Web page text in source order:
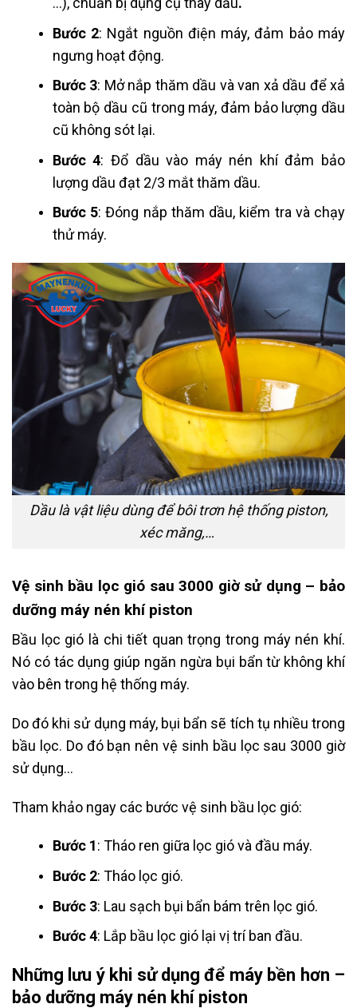
Bước 2: Ngắt nguồn điện máy, đảm bảo máy
ngưng hoạt động.
Bước 3: Mở nắp thăm dầu và van xả dầu để xả
toàn bộ dầu cũ trong máy, đảm bảo lượng dầu
cũ không sót lại.
Bước 4: Đổ dầu vào máy nén khí đảm bảo
lượng dầu đạt 2/3 mắt thăm dầu.
Bước 5: Đóng nắp thăm dầu, kiểm tra và chạy
thử máy.
Dầu là vật liệu dùng để bôi trơn hệ thống piston,
xéc măng,…
Vệ sinh bầu lọc gió sau 3000 giờ sử dụng – bảo
dưỡng máy nén khí piston
Bầu lọc gió là chi tiết quan trọng trong máy nén khí.
Nó có tác dụng giúp ngăn ngừa bụi bẩn từ không khí
vào bên trong hệ thống máy.
Do đó khi sử dụng máy, bụi bẩn sẽ tích tụ nhiều trong
bầu lọc. Do đó bạn nên vệ sinh bầu lọc sau 3000 giờ
sử dụng…
Tham khảo ngay các bước vệ sinh bầu lọc gió:
Bước 1: Tháo ren giữa lọc gió và đầu máy.
Bước 2: Tháo lọc gió.
Bước 3: Lau sạch bụi bẩn bám trên lọc gió.
Bước 4: Lắp bầu lọc gió lại vị trí ban đầu.
Những lưu ý khi sử dụng để máy bền hơn –
bảo dưỡng máy nén khí piston